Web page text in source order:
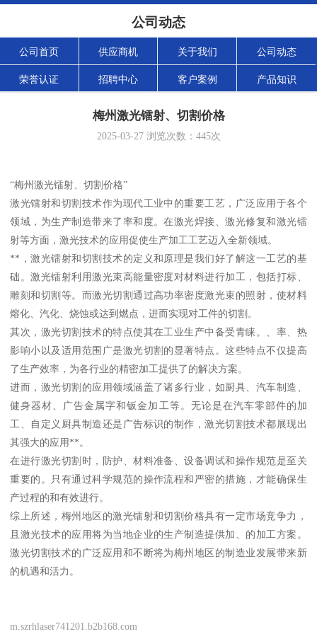
公司动态
公司首页 供应商机 关于我们 公司动态
荣誉认证 招聘中心 客户案例 产品知识
梅州激光镭射、切割价格
2025-03-27浏览次数： 445次
“梅州激光镭射、切割价格”
激光镭射和切割技术作为现代工业中的重要工艺，广泛应用于各个
领域，为生产制造带来了率和度。在激光焊接、激光修复和激光镭
射等方面，激光技术的应用促使生产加工工艺迈入全新领域。
**，激光镭射和切割技术的定义和原理是我们好了解这一工艺的基
础。激光镭射利用激光束高能量密度对材料进行加工，包括打标、
雕刻和切割等。而激光切割通过高功率密度激光束的照射，使材料
熔化、汽化、烧蚀或达到燃点，进而实现对工件的切割。
其次，激光切割技术的特点使其在工业生产中备受青睐。、率、热
影响小以及适用范围广是激光切割的显著特点。这些特点不仅提高
了生产效率，为各行业的精密加工提供了的解决方案。
进而，激光切割的应用领域涵盖了诸多行业，如厨具、汽车制造、
健身器材、广告金属字和钣金加工等。无论是在汽车零部件的加
工、自定义厨具制造还是广告标识的制作，激光切割技术都展现出
其强大的应用**。
在进行激光切割时，防护、材料准备、设备调试和操作规范是至关
重要的。只有通过科学规范的操作流程和严密的措施，才能确保生
产过程的和有效进行。
综上所述，梅州地区的激光镭射和切割价格具有一定市场竞争力，
且激光技术的应用将为当地企业的生产制造提供加、的加工方案。
激光切割技术的广泛应用和不断将为梅州地区的制造业发展带来新
的机遇和活力。
m.szrhlaser741201.b2b168.com